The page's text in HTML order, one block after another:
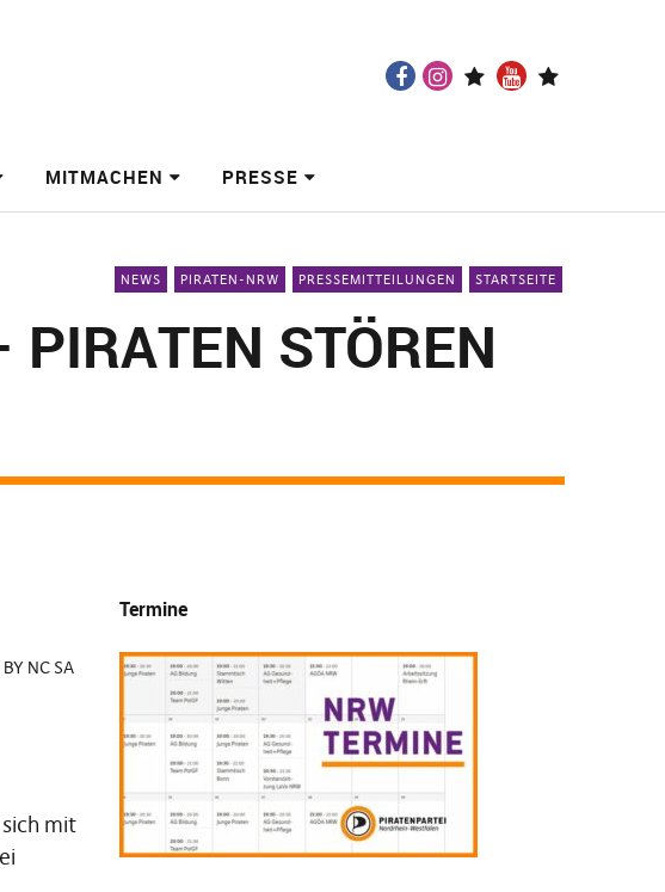
MITMACHEN PRESSE
NEWS PIRATEN-NRW PRESSEMITTEILUNGEN STARTSEITE
STÖREN
NC SA
mit
Termine